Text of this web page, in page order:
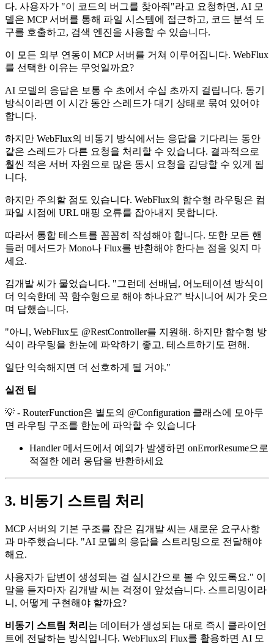
다. 사용자가 "이 코드의 버그를 찾아줘"라고 요청하면, AI 모
델은 MCP 서버를 통해 파일 시스템에 접근하고, 코드 분석 도
구를 호출하고, 검색 엔진을 사용할 수 있습니다.
이 모든 외부 연동이 MCP 서버를 거쳐 이루어집니다. WebFlux
를 선택한 이유는 무엇일까요?
AI 모델의 응답은 보통 수 초에서 수십 초까지 걸립니다. 동기
방식이라면 이 시간 동안 스레드가 대기 상태로 묶여 있어야
합니다.
하지만 WebFlux의 비동기 방식에서는 응답을 기다리는 동안
같은 스레드가 다른 요청을 처리할 수 있습니다. 결과적으로
훨씬 적은 서버 자원으로 많은 동시 요청을 감당할 수 있게 됩
니다.
하지만 주의할 점도 있습니다. WebFlux의 함수형 라우팅은 컴
파일 시점에 URL 매핑 오류를 잡아내지 못합니다.
따라서 통합 테스트를 꼼꼼히 작성해야 합니다. 또한 모든 핸
들러 메서드가 Mono나 Flux를 반환해야 한다는 점을 잊지 마
세요.
김개발 씨가 물었습니다. "그런데 선배님, 어노테이션 방식이
더 익숙한데 꼭 함수형으로 해야 하나요?" 박시니어 씨가 웃으
며 답했습니다.
"아니, WebFlux도 @RestController를 지원해. 하지만 함수형 방
식이 라우팅을 한눈에 파악하기 좋고, 테스트하기도 편해.
일단 익숙해지면 더 선호하게 될 거야."
실전 팁
💡 - RouterFunction은 별도의 @Configuration 클래스에 모아두
면 라우팅 구조를 한눈에 파악할 수 있습니다
Handler 메서드에서 예외가 발생하면 onErrorResume으로
적절한 에러 응답을 반환하세요
3. 비동기 스트림 처리
MCP 서버의 기본 구조를 잡은 김개발 씨는 새로운 요구사항
과 마주했습니다. "AI 모델의 응답을 스트리밍으로 전달해야
해요.
사용자가 답변이 생성되는 걸 실시간으로 볼 수 있도록요." 이
말을 듣자마자 김개발 씨는 걱정이 앞섰습니다. 스트리밍이라
니, 어떻게 구현해야 할까요?
비동기 스트림 처리 는 데이터가 생성되는 대로 즉시 클라이언
트에 전달하는 방식입니다. WebFlux의 Flux를 활용하면 AI 모